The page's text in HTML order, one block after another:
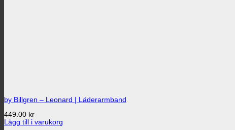
by Billgren – Leonard | Läderarmband
449.00 kr
Lägg till i varukorg